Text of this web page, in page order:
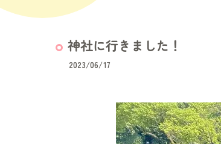
神社に行きました！
2023/06/17